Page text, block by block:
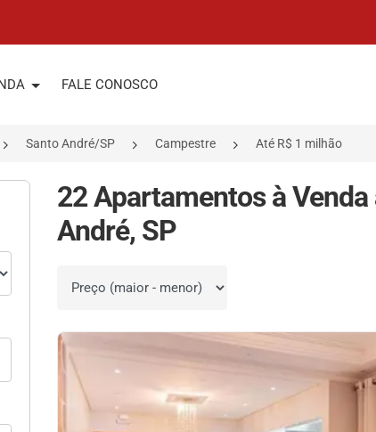
FALE CONOSCO
Santo André/SP Campestre Até R$ 1 milhão
22 Apartamentos à
André, SP
Ordenar por